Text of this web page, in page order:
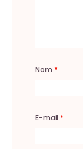
Nom *
E-mail *